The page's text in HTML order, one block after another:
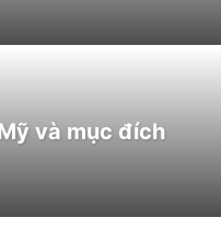
và mục đích